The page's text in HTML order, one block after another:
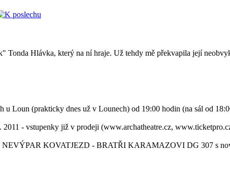
Hlávka, který na ní hraje. Už tehdy mě překvapila její
(prakticky dnes už v Lounech) od 19:00 hodin (na sál od
- vstupenky již v prodeji (www.archatheatre.cz,
KOVATJEZD - BRATŘI KARAMAZOVI DG 307 s